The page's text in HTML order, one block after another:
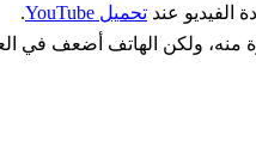
تحميل YouTube
.
منه، ولكن الهاتف أضعف في